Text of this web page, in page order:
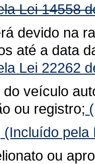
Lei 14558
devido na
até a data
Lei 22262
veículo
ou registro;
(Incluído pela
ou